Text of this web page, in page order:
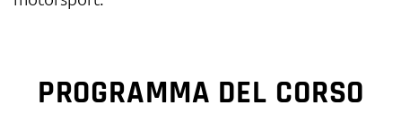
PROGRAMMA DEL CORSO